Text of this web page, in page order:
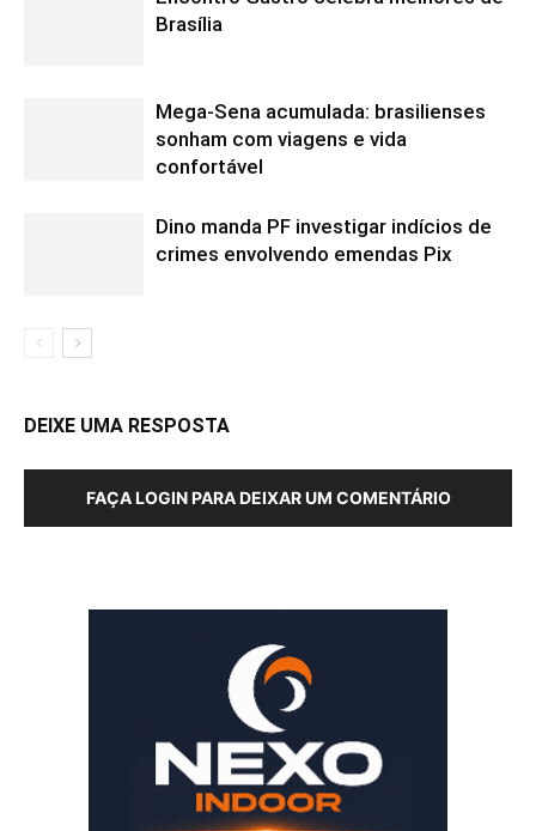
Brasília
Mega-Sena acumulada: brasilienses
sonham com viagens e vida
confortável
Dino manda PF investigar indícios de
crimes envolvendo emendas Pix
DEIXE UMA RESPOSTA
FAÇA LOGIN PARA DEIXAR UM COMENTÁRIO